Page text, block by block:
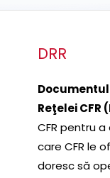
DRR
Reţelei CFR
CFR pentru
care CFR le
doresc să